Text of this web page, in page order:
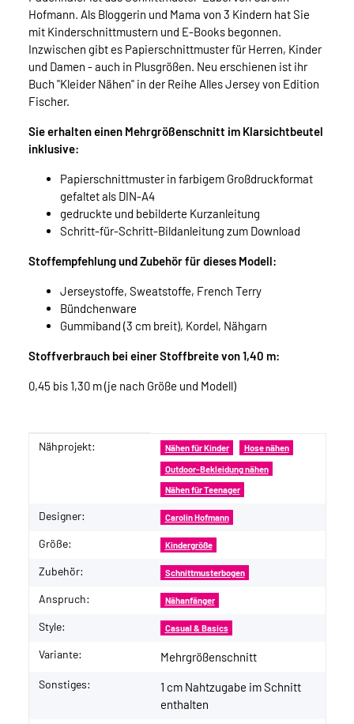
Hofmann. Als Bloggerin und Mama von 3 Kindern hat Sie
mit Kinderschnittmustern und E-Books begonnen.
Inzwischen gibt es Papierschnittmuster für Herren, Kinder
und Damen - auch in Plusgrößen. Neu erschienen ist ihr
Buch "Kleider Nähen" in der Reihe Alles Jersey von Edition
Fischer.
Sie erhalten einen Mehrgrößenschnitt im Klarsichtbeutel
inklusive:
Papierschnittmuster in farbigem Großdruckformat
gefaltet als DIN-A4
gedruckte und bebilderte Kurzanleitung
Schritt-für-Schritt-Bildanleitung zum Download
Stoffempfehlung und Zubehör für dieses Modell:
Jerseystoffe, Sweatstoffe, French Terry
Bündchenware
Gummiband (3 cm breit), Kordel, Nähgarn
Stoffverbrauch bei einer Stoffbreite von 1,40 m:
0,45 bis 1,30 m (je nach Größe und Modell)
Produkteigenschaft
Wert
Nähprojekt: Nähen für Kinder Hose nähen
Outdoor-Bekleidung nähen
Nähen für Teenager
Designer: Carolin Hofmann
Größe: Kindergröße
Zubehör: Schnittmusterbogen
Anspruch: Nähanfänger
Style: Casual & Basics
Variante: Mehrgrößenschnitt
Sonstiges:
1 cm Nahtzugabe im Schnitt
enthalten